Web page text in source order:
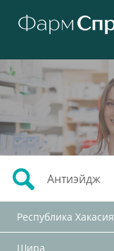
Республика Хакасия
Шира